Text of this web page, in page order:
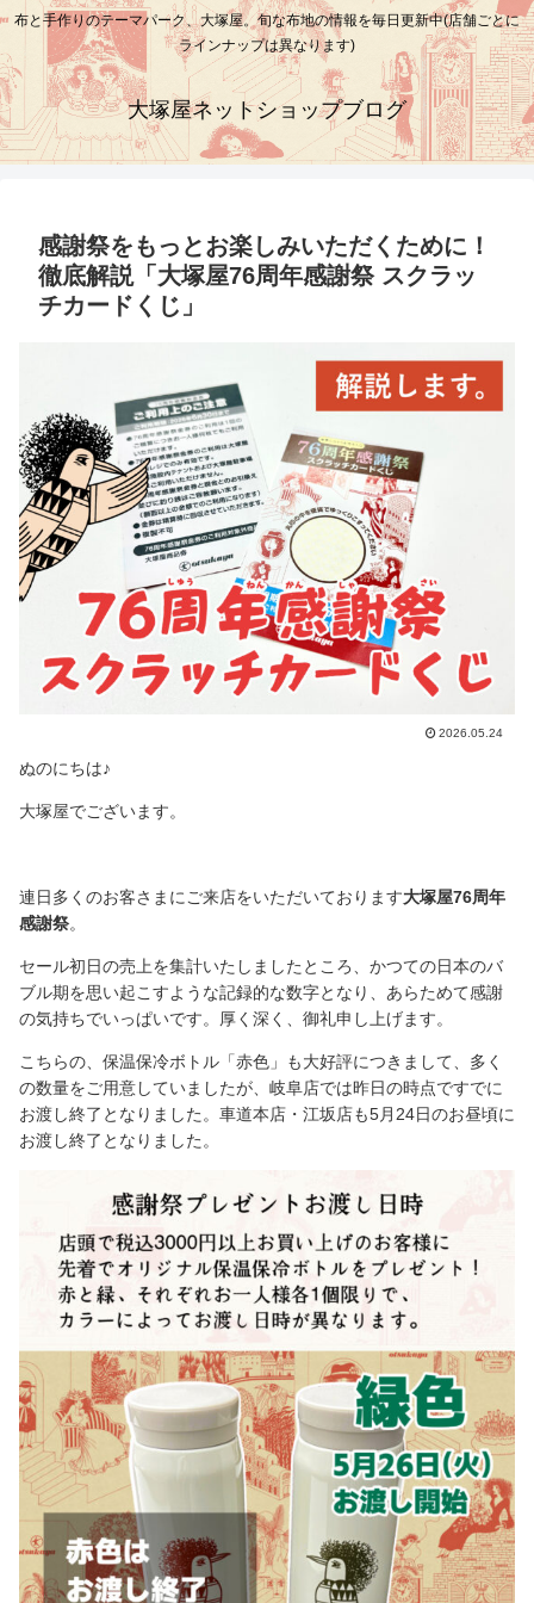
布と手作りのテーマパーク、大塚屋。旬な布地の情報を毎日更新中(店舗ごとに
ラインナップは異なります)
大塚屋ネットショップブログ
感謝祭をもっとお楽しみいただくために！
徹底解説「大塚屋76周年感謝祭 スクラッ
チカードくじ」
2026.05.24
ぬのにちは♪
大塚屋でございます。
連日多くのお客さまにご来店をいただいております大塚屋76周年
感謝祭。
セール初日の売上を集計いたしましたところ、かつての日本のバ
ブル期を思い起こすような記録的な数字となり、あらためて感謝
の気持ちでいっぱいです。厚く深く、御礼申し上げます。
こちらの、保温保冷ボトル「赤色」も大好評につきまして、多く
の数量をご用意していましたが、岐阜店では昨日の時点ですでに
お渡し終了となりました。車道本店・江坂店も5月24日のお昼頃に
お渡し終了となりました。